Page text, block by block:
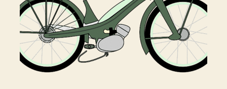
doboru
roweru
elektrycznego